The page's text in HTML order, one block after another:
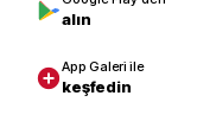
alın
App Galeri ile
keşfedin